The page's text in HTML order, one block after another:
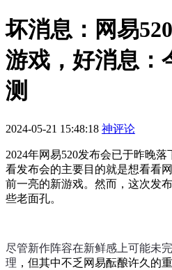
坏消息：网易
游戏，好消息：
测
2024-05-21 15:48:18 神评论
2024年网易520发布会已于昨晚
看发布会的主要目的就是想看看
前一亮的新游戏。然而，这次发
些老面孔。
尽管新作阵容在新鲜感上可能未
理 ，但其中不乏网易酝酿许久的